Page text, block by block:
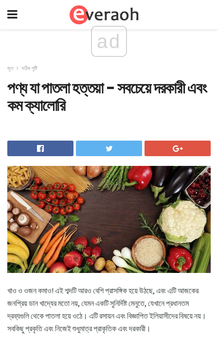
ad
জুত সঠিক পুষ্টি
পণ্য যা পাতলা হত্তয়া - সবচেয়ে দরকারী এবং
কম ক্যালোরি
খাও ও ওজন কমাও! এই শব্দটি আরও বেশি প্রাসঙ্গিক হয়ে উঠছে, এবং এটি আজকের
জনপ্রিয় ডান খাদ্যের মতো নয়, যেমন একটি সুনির্দিষ্ট মেনুতে, যেখানে প্রধানতম
দ্রব্যগুলি থেকে পাতলা হয়ে ওঠে। এটি রসায়ন এবং বিজ্ঞাপিত ইলিয়াসীদের বিষয়ে নয়।
সবকিছু প্রকৃতি এবং নিজেই শুধুমাত্র প্রাকৃতিক এবং দরকারী।